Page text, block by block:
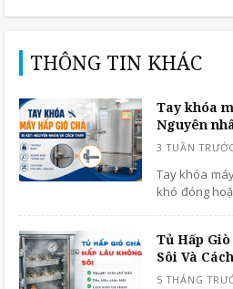
THÔNG TIN KHÁC
Tay khóa
Nguyên
Tay khóa
khó đóng
vận hành an
Tủ Hấp
Sôi Và